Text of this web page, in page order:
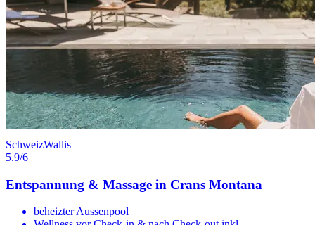
SchweizWallis
5.9/6
Entspannung & Massage in Crans Montana
beheizter Aussenpool